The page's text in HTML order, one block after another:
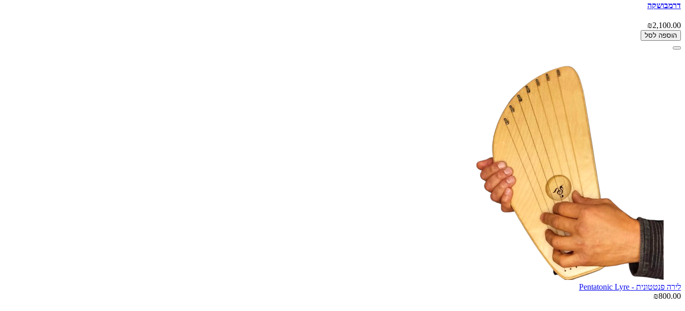
דרמבושקה
₪2,100.00
הוספה לסל
לירה פנטטונית - Pentatonic Lyre
₪800.00